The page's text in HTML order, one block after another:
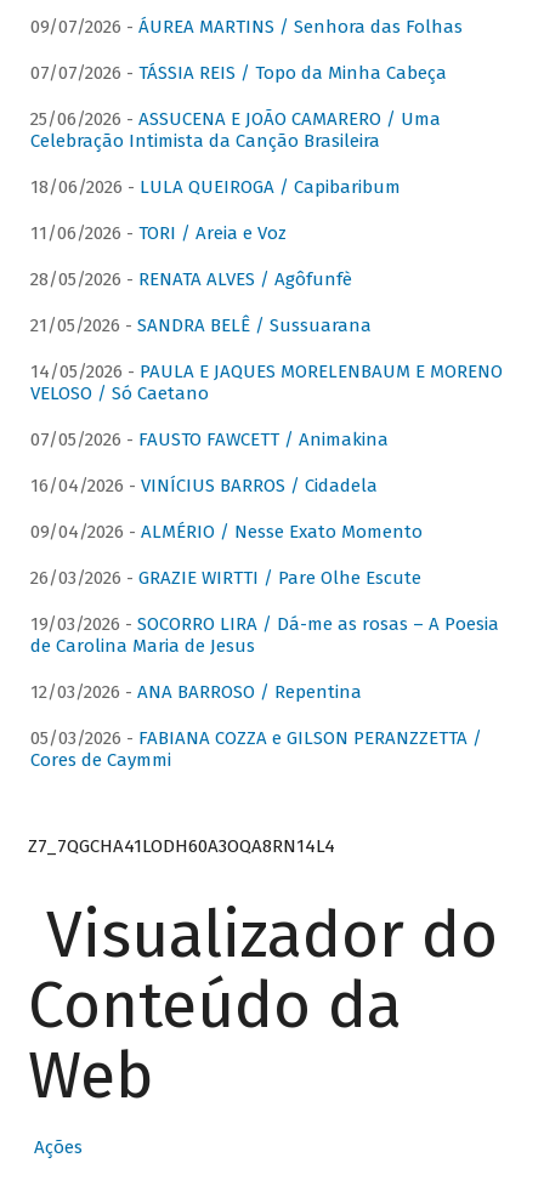
09/07/2026 - ÁUREA MARTINS / Senhora das Folhas
07/07/2026 - TÁSSIA REIS / Topo da Minha Cabeça
25/06/2026 - ASSUCENA E JOÃO CAMARERO / Uma
Celebração Intimista da Canção Brasileira
18/06/2026 - LULA QUEIROGA / Capibaribum
11/06/2026 - TORI / Areia e Voz
28/05/2026 - RENATA ALVES / Agôfunfè
21/05/2026 - SANDRA BELÊ / Sussuarana
14/05/2026 - PAULA E JAQUES MORELENBAUM E MORENO
VELOSO / Só Caetano
07/05/2026 - FAUSTO FAWCETT / Animakina
16/04/2026 - VINÍCIUS BARROS / Cidadela
09/04/2026 - ALMÉRIO / Nesse Exato Momento
26/03/2026 - GRAZIE WIRTTI / Pare Olhe Escute
19/03/2026 - SOCORRO LIRA / Dá-me as rosas – A Poesia
de Carolina Maria de Jesus
12/03/2026 - ANA BARROSO / Repentina
05/03/2026 - FABIANA COZZA e GILSON PERANZZETTA /
Cores de Caymmi
Z7_7QGCHA41LODH60A3OQA8RN14L4
Visualizador do
Conteúdo da
Web
Ações